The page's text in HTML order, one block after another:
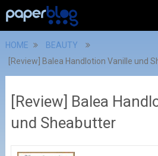
HOME
BEAUTY
[Review] Balea Handlotion Vanille und
[Review] Balea
und Sheabutter